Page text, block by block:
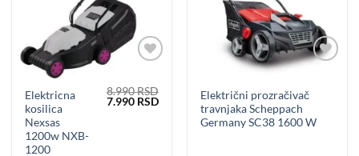
Elektricna
kosilica
Nexsas
1200w NXB-
1200
8.990RSD
Originalna
7.990 RSDTrenutnaElektrični prozračivač
travnjaka Scheppach
Germany SC38 1600 W